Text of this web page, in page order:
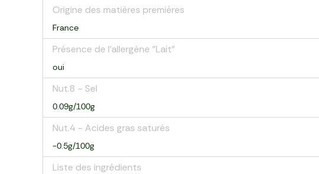
Origine des matières premières
France
Présence de l'allergène "Lait"
oui
Nut.8 - Sel
0.09g/100g
Nut.4 - Acides gras saturés
-0.5g/100g
Liste des ingrédients